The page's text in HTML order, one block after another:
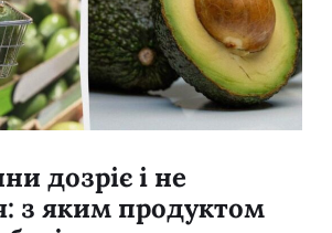
дозріє і не
з яким продуктом